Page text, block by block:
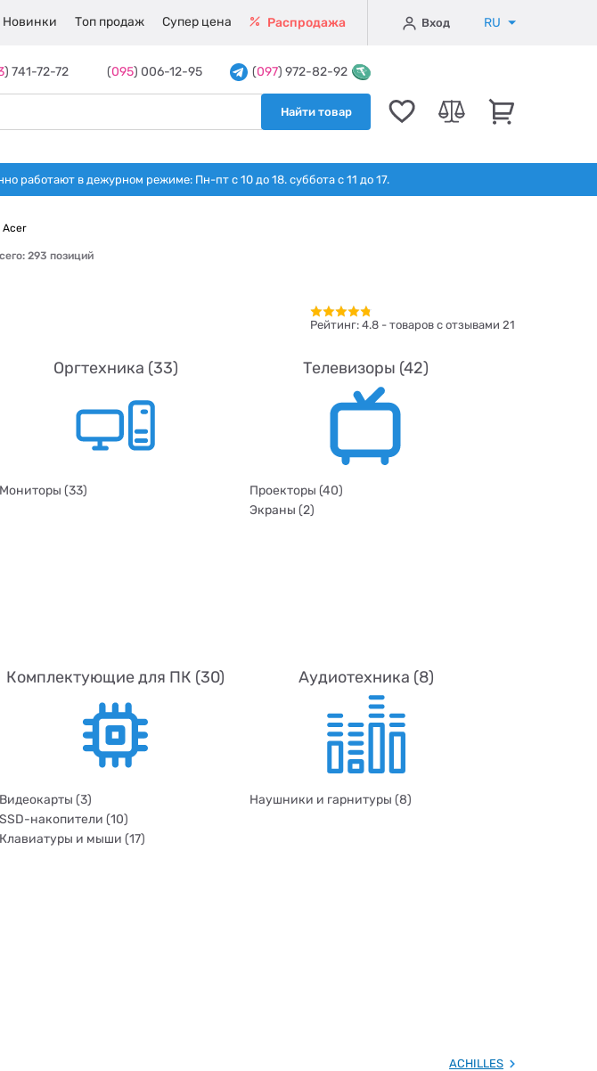
Новинки Топ продаж Супер цена Распродажа Вход RU
) 741-72-72 (095) 006-12-95 (097) 972-82-92
Найти товар
работают в дежурном режиме: Пн-пт с 10 до 18. суббота с 11 до 17.
Acer
293 позиций
Рейтинг: 4.8 - товаров с отзывами 21
Оргтехника (33)
Мониторы (33)
Телевизоры (42)
Проекторы (40)
Экраны (2)
Комплектующие для ПК (30)
Видеокарты (3)
SSD-накопители (10)
Клавиатуры и мыши (17)
Аудиотехника (8)
Наушники и гарнитуры (8)
ACHILLES